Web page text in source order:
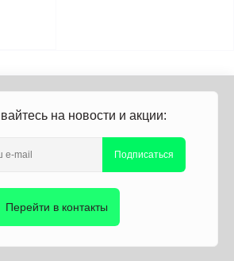
на новости и акции:
Подписаться
Перейти в контакты